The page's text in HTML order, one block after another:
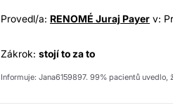
Provedl/a: RENOMÉ Juraj Payer v:
Zákrok: stojí to za to
Informuje: Jana6159897. 99% pacientů uvedlo,